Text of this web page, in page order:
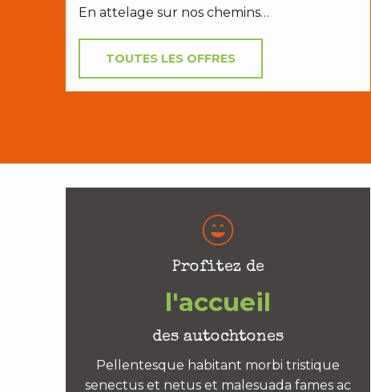
En attelage sur nos chemins…
TOUTES LES OFFRES
Profitez de
l'accueil
des autochtones
Pellentesque habitant morbi tristique
senectus et netus et malesuada fames ac